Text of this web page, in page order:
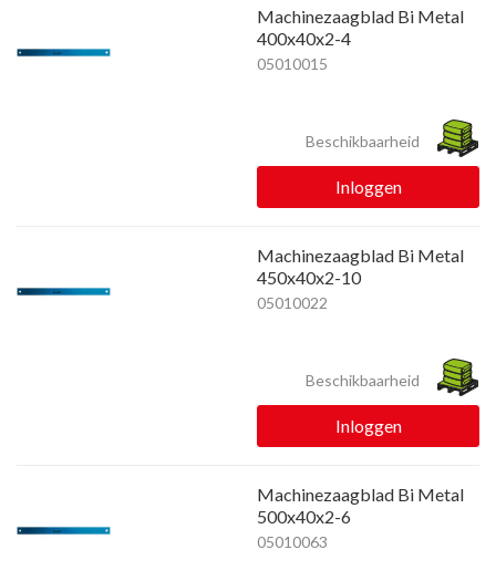
Machinezaagblad Bi Metal
400x40x2-4
05010015
Beschikbaarheid
Inloggen
Machinezaagblad Bi Metal
450x40x2-10
05010022
Beschikbaarheid
Inloggen
Machinezaagblad Bi Metal
500x40x2-6
05010063